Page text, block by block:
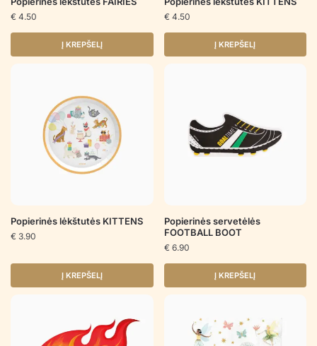
€ 4.50
Į KREPŠELĮ
€ 4.50
Į KREPŠELĮ
Popierinės lėkštutės KITTENS
€ 3.90
Į KREPŠELĮ
Popierinės servetėlės
FOOTBALL BOOT
€ 6.90
Į KREPŠELĮ